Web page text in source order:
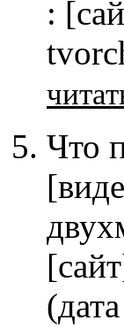
:
Что